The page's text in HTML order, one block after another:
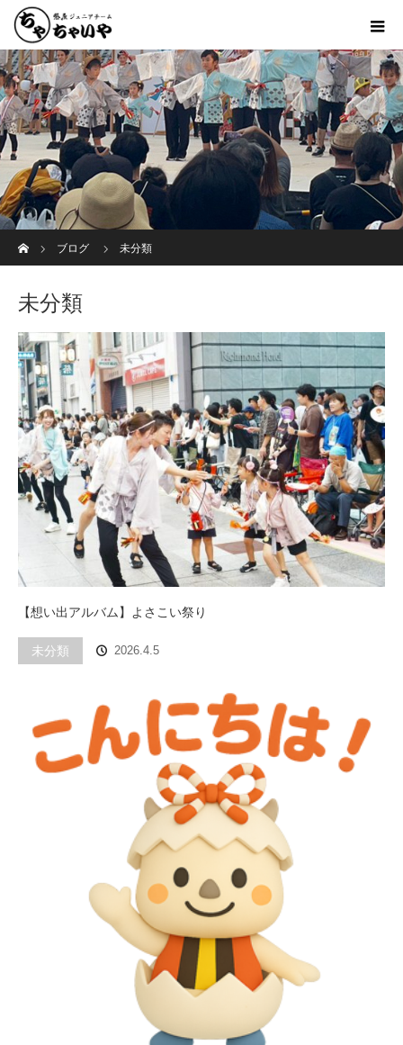
ブログ
未分類
未分類
【想い出アルバム】よさこい祭り
未分類 2026.4.5